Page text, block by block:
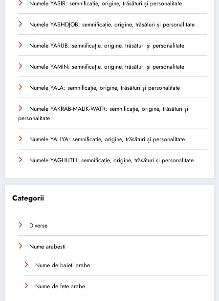
Numele YASIR: semnificație, origine, trăsături și personalitate
Numele YASHDJOB: semnificație, origine, trăsături și personalitate
Numele YARUB: semnificație, origine, trăsături și personalitate
Numele YAMIN: semnificație, origine, trăsături și personalitate
Numele YALA: semnificație, origine, trăsături și personalitate
Numele YAKRAB-MALIK-WATR: semnificație, origine, trăsături și
personalitate
Numele YAHYA: semnificație, origine, trăsături și personalitate
Numele YAGHUTH: semnificație, origine, trăsături și personalitate
Categorii
Diverse
Nume arabesti
Nume de baieti arabe
Nume de fete arabe